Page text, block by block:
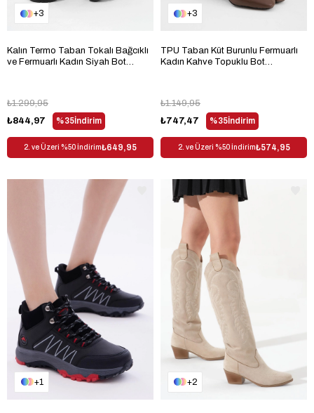
3
Kalın Termo Taban Tokalı Bağcıklı
ve Fermuarlı Kadın Siyah Bot
%35İndirim
₺844,97
₺1.299,95
2. ve Üzeri %50 İndirim₺649,95
3
TPU Taban Küt Burunlu Fermuarlı
Kadın Kahve Topuklu Bot
%35İndirim
₺747,47
₺1.149,95
2. ve Üzeri %50 İndirim₺574,95
1 2